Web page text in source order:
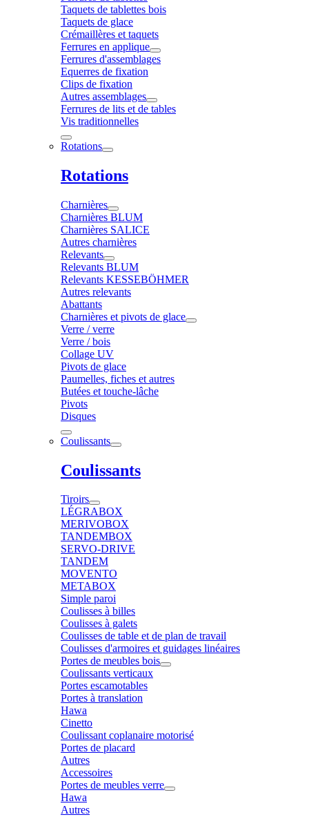
Taquets de tablettes bois
Taquets de glace
Crémaillères et taquets
Ferrures en applique
Ferrures d'assemblages
Equerres de fixation
Clips de fixation
Autres assemblages
Ferrures de lits et de tables
Vis traditionnelles
Rotations
Rotations
Charnières
Charnières BLUM
Charnières SALICE
Autres charnières
Relevants
Relevants BLUM
Relevants KESSEBÖHMER
Autres relevants
Abattants
Charnières et pivots de glace
Verre / verre
Verre / bois
Collage UV
Pivots de glace
Paumelles, fiches et autres
Butées et touche-lâche
Pivots
Disques
Coulissants
Coulissants
Tiroirs
LÉGRABOX
MERIVOBOX
TANDEMBOX
SERVO-DRIVE
TANDEM
MOVENTO
METABOX
Simple paroi
Coulisses à billes
Coulisses à galets
Coulisses de table et de plan de travail
Coulisses d'armoires et guidages linéaires
Portes de meubles bois
Coulissants verticaux
Portes escamotables
Portes à translation
Hawa
Cinetto
Coulissant coplanaire motorisé
Portes de placard
Autres
Accessoires
Portes de meubles verre
Hawa
Autres